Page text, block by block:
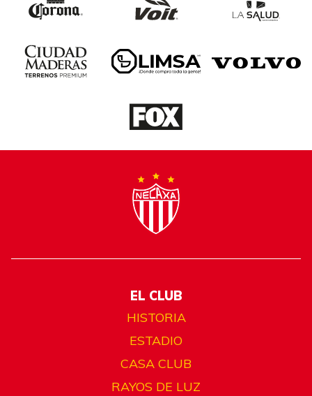
EL CLUB
HISTORIA
ESTADIO
CASA CLUB
RAYOS DE LUZ